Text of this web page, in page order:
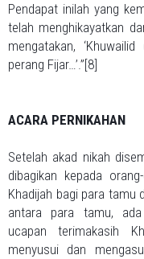
Pendapat inilah yang
telah menghikayatkan
mengatakan,
perang Fijar…’.”[8]
ACARA PERNIKAHAN
Setelah akad nikah
dibagikan kepada
Khadijah bagi para tamu
antara para tamu, ada
ucapan terimakasih
menyusui dan